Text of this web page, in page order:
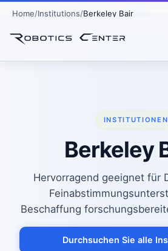
Home Institutions Berkeley Bair
INSTITUTIONEN
Berkeley
Hervorragend geeignet für
Beschaffung
Durchsuchen Sie alle